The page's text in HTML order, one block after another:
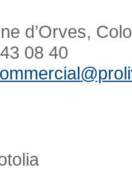
d’Orves,
08 40